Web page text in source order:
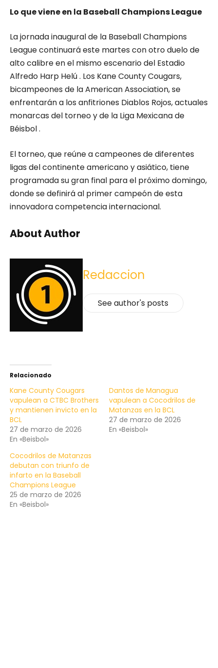
Lo que viene en la Baseball Champions League
La jornada inaugural de la Baseball Champions
League continuará este martes con otro duelo de
alto calibre en el mismo escenario del Estadio
Alfredo Harp Helú . Los Kane County Cougars,
bicampeones de la American Association, se
enfrentarán a los anfitriones Diablos Rojos, actuales
monarcas del torneo y de la Liga Mexicana de
Béisbol .
El torneo, que reúne a campeones de diferentes
ligas del continente americano y asiático, tiene
programada su gran final para el próximo domingo,
donde se definirá al primer campeón de esta
innovadora competencia internacional.
About Author
Redaccion
See author's posts
Relacionado
Kane County Cougars
vapulean a CTBC Brothers
y mantienen invicto en la
BCL
27 de marzo de 2026
En «Beisbol»
Dantos de Managua
vapulean a Cocodrilos de
Matanzas en la BCL
27 de marzo de 2026
En «Beisbol»
Cocodrilos de Matanzas
debutan con triunfo de
infarto en la Baseball
Champions League
25 de marzo de 2026
En «Beisbol»